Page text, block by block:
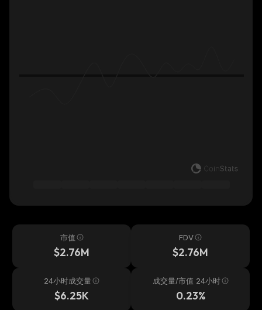
市值
$2.76M
FDV
$2.76M
24小时成交量
$6.25K
成交量/市值 24小时
0.23%